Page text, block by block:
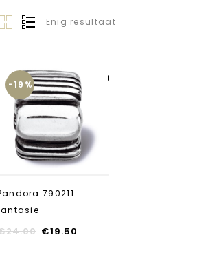
Enig resultaat
-19%
790211
24.00 €19.50